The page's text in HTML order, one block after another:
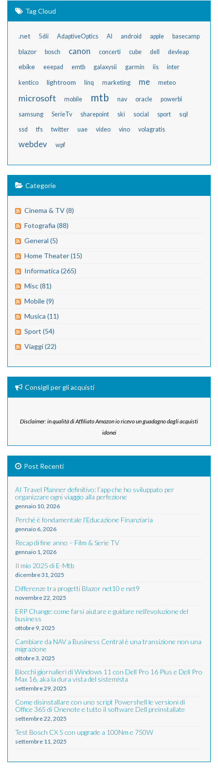
Tag Cloud
.net 5dii AdaptiveOptics AI android apple basecamp
blazor bosch canon concerti cube dell devleap
ebike eeepad emtb galaxysii garmin iis inter
kentico lightroom linq marketing me meteo
microsoft mobile mtb nav oracle powerbi
samsung SerieTv sharepoint ski social sport sql
ssd tfs twitter uae video vino volagratis
webdev wpf
Categorie
Cinema & TV (8)
Fotografia (88)
General (5)
Home Theater (15)
Informatica (265)
Misc (81)
Mobile (9)
Musica (11)
Sport (54)
Viaggi (22)
Consigli per gli acquisti
Disclaimer: in qualità di Affiliato Amazon io ricevo un guadagno dagli acquisti
idonei
Post Recenti
AI Travel Planner definitivo: l’app che ho sviluppato per
organizzare ogni viaggio alla perfezione
gennaio 10, 2026
Perché è fondamentale l’Educazione Finanziaria
gennaio 6, 2026
Recap di fine anno – Film & Serie TV
gennaio 1, 2026
Il mio 2025 di E-Mtb
dicembre 31, 2025
Differenze tra progetti Blazor net10 e net9
novembre 22, 2025
ERP Change: come farsi aiutare e guidare nell'evoluzione del
business
ottobre 9, 2025
Cambiare da NAV a Business Central è una transizione non una
migrazione
ottobre 3, 2025
Blocchi giornalieri di Windows 11 con Dell Pro 16 Plus e Dell Pro
Max 16, aka la dura vista del sistemista
settembre 29, 2025
Come disinstallare con uno script Powershell le versioni di
Office 365 di Onenote e tutto il software Dell preinstallate
settembre 22, 2025
Test Bosch CX 5 con upgrade a 100Nm e 750W
settembre 11, 2025